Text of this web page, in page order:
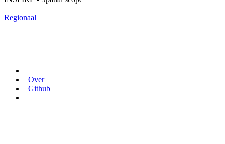
Regionaal
Over
Github